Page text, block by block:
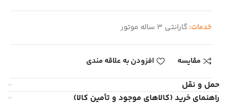
خدمات: گارانتی 3 ساله موتور
مقایسه افزودن به علاقه مندی
حمل و نقل
راهنمای خرید (کالاهای موجود و تأمین کالا)